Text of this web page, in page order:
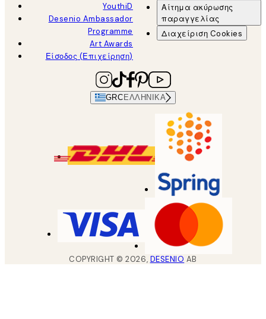
YouthiD
Desenio Ambassador
Programme
Art Awards
Είσοδος (Επιχείρηση)
Αίτημα ακύρωσης
παραγγελίας
Διαχείριση Cookies
GRC ΕΛΛΗΝΙΚΆ
COPYRIGHT ©2026, DESENIO AB